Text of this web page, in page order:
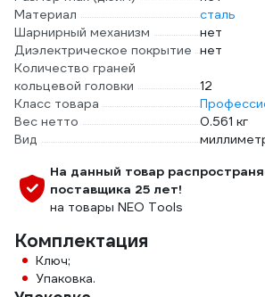
Материал
сталь
Шарнирный механизм
нет
Диэлектрическое покрытие нет
Количество граней
кольцевой головки
12
Класс товара
Вес нетто
0.561 кг
Вид
На данный товар
поставщика 25 лет!
на товары NEO Tools
Комплектация
Ключ;
Упаковка.